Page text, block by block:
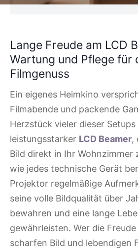
Lange Freude am LCD
Wartung und Pflege für
Filmgenuss
Ein eigenes Heimkino
Filmabende und packende
Herzstück vieler dieser Setups
leistungsstarker LCD Beamer,
Bild direkt in Ihr Wohnzimmer
wie jedes technische Gerät
Projektor regelmäßige
seine volle Bildqualität über
bewahren und eine lange
gewährleisten. Wer die
scharfen Bild und lebendigen